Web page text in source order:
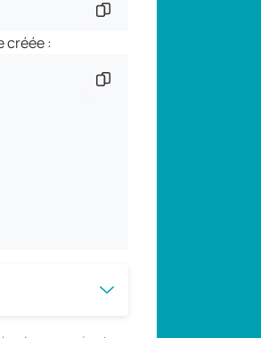
Copier l'extrait de
créée :
Copier l'extrait de